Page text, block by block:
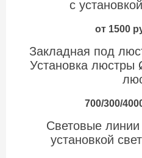
с
от 1500
Закладная под
Установка
Световые
установкой